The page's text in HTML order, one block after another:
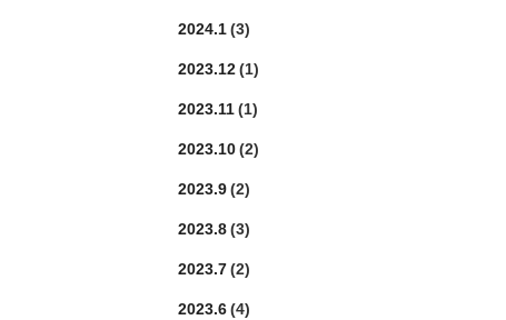
2024.1(3)
2023.12(1)
2023.11(1)
2023.10(2)
2023.9(2)
2023.8(3)
2023.7(2)
2023.6(4)